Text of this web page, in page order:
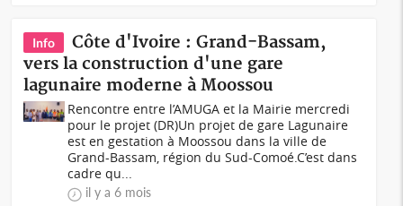
Info
Côte d'Ivoire : Grand-Bassam,
vers la construction d'une gare
lagunaire moderne à Moossou
Rencontre entre l’AMUGA et la Mairie mercredi
pour le projet (DR)Un projet de gare Lagunaire
est en gestation à Moossou dans la ville de
Grand-Bassam, région du Sud-Comoé.C’est dans
cadre qu...
il y a 6 mois